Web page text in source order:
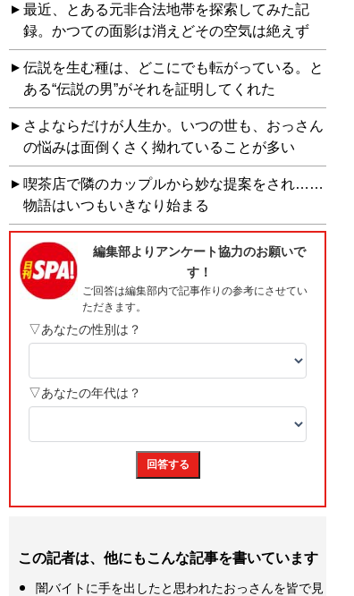
最近、とある元非合法地帯を探索してみた記
録。かつての面影は消えどその空気は絶えず
伝説を生む種は、どこにでも転がっている。と
ある“伝説の男”がそれを証明してくれた
さよならだけが人生か。いつの世も、おっさん
の悩みは面倒くさく拗れていることが多い
喫茶店で隣のカップルから妙な提案をされ……
物語はいつもいきなり始まる
この記者は、他にもこんな記事を書いています
闇バイトに手を出したと思われたおっさんを皆で見